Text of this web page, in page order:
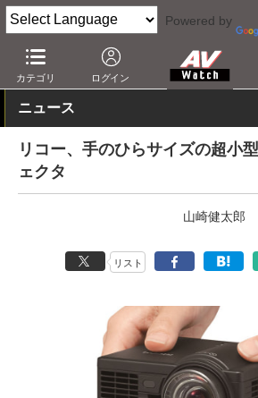
Powered by
カテゴリ ログイン
AV Watch 製品 プロジェクタ
ニュース
リコー、手のひらサイズの超小
ェクタ
山崎健太郎
リスト